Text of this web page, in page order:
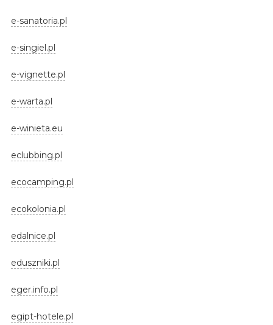
e-sanatoria.pl
e-singiel.pl
e-vignette.pl
e-warta.pl
e-winieta.eu
eclubbing.pl
ecocamping.pl
ecokolonia.pl
edalnice.pl
eduszniki.pl
eger.info.pl
egipt-hotele.pl